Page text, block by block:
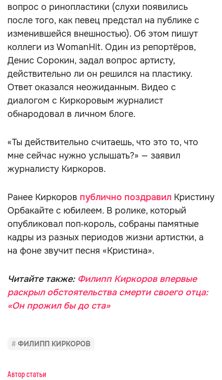
вопрос о ринопластики (слухи появились
после того, как певец предстал на публике с
изменившейся внешностью). Об этом пишут
коллеги из WomanHit. Один из репортёров,
Денис Сорокин, задал вопрос артисту,
действительно ли он решился на пластику.
Ответ оказался неожиданным. Видео с
диалогом с Киркоровым журналист
обнародовал в личном блоге.
«Ты действительно считаешь, что это то, что
мне сейчас нужно услышать?» — заявил
журналисту Киркоров.
Ранее Киркоров публично поздравил Кристину
Орбакайте с юбилеем. В ролике, который
опубликовал поп‑король, собраны памятные
кадры из разных периодов жизни артистки, а
на фоне звучит песня «Кристина».
Читайте также: Филипп Киркоров впервые
раскрыл обстоятельства смерти своего отца:
«Он прожил бы до ста»
ФИЛИПП КИРКОРОВ
Автор статьи